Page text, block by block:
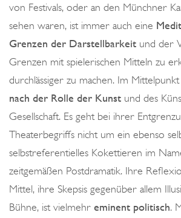
von Festivals, oder an den Münchner
sehen waren, ist immer auch eine
Grenzen der Darstellbarkeit und der
Grenzen mit spielerischen Mitteln zu
durchlässiger zu machen. Im
nach der Rolle der Kunst und des
Gesellschaft. Es geht bei ihrer
Theaterbegriffs nicht um ein ebenso
selbstreferentielles Kokettieren im
zeitgemäßen Postdramatik. Ihre
Mittel, ihre Skepsis gegenüber allem
Bühne, ist vielmehr eminent politisch.